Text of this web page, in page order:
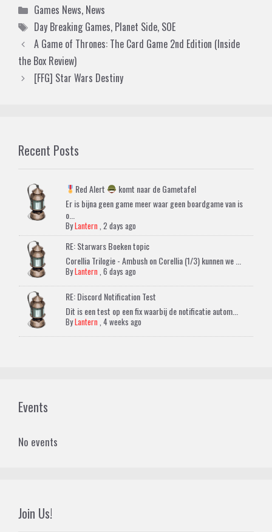
Categories
Games News, News
Tags
Day Breaking Games, Planet Side, SOE
A Game of Thrones: The Card Game 2nd Edition (Inside
the Box Review)
[FFG] Star Wars Destiny
Recent Posts
Red Alert
komt naar de Gametafel
Er is bijna geen game meer waar geen boardgame van is
o...
ByLantern ,2 days ago
RE: Starwars Boeken topic
Corellia Trilogie - Ambush on Corellia (1/3) kunnen we ...
ByLantern ,6 days ago
RE: Discord Notification Test
Dit is een test op een fix waarbij de notificatie autom...
ByLantern ,4 weeks ago
Events
No events
Join Us!